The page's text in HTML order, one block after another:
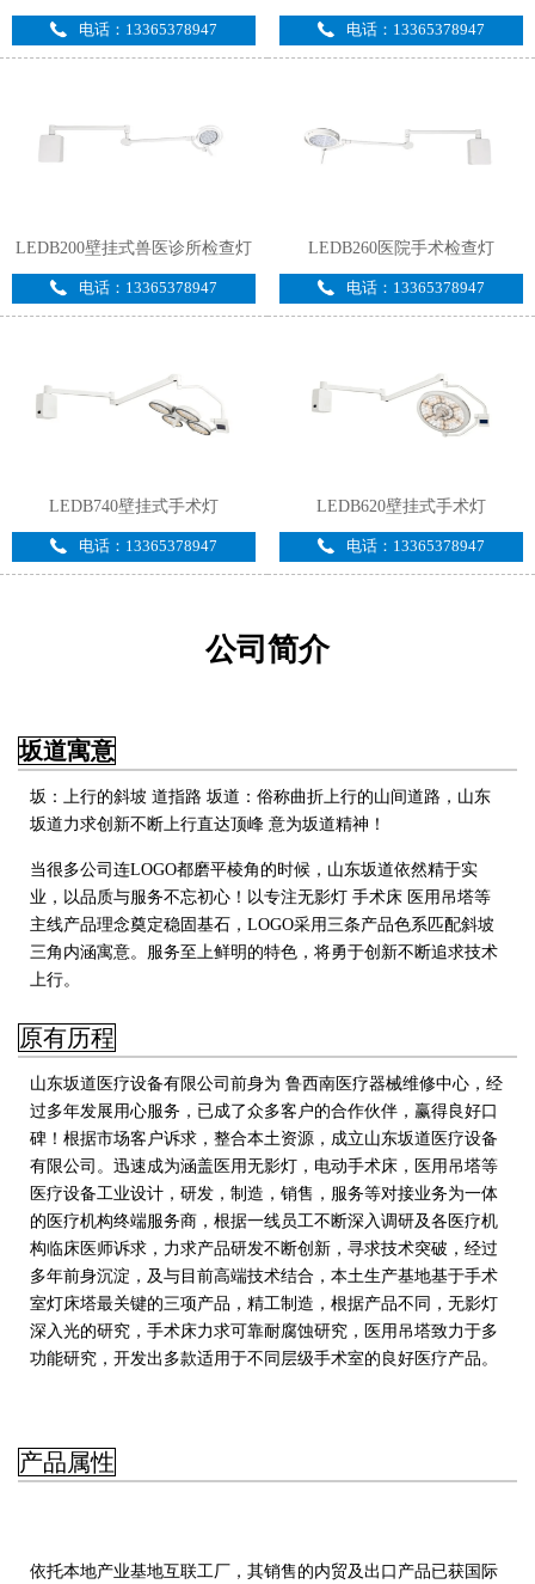
电话：13365378947 电话：13365378947
LEDB200壁挂式兽医诊所检查灯
电话：13365378947
LEDB260医院手术检查灯
电话：13365378947
LEDB740壁挂式手术灯
电话：13365378947
LEDB620壁挂式手术灯
电话：13365378947
公司简介
坂道寓意
坂：上行的斜坡 道指路 坂道：俗称曲折上行的山间道路，山东
坂道力求创新不断上行直达顶峰 意为坂道精神！
当很多公司连LOGO都磨平棱角的时候，山东坂道依然精于实
业，以品质与服务不忘初心！以专注无影灯 手术床 医用吊塔等
主线产品理念奠定稳固基石，LOGO采用三条产品色系匹配斜坡
三角内涵寓意。服务至上鲜明的特色，将勇于创新不断追求技术
上行。
原有历程
山东坂道医疗设备有限公司前身为 鲁西南医疗器械维修中心，经
过多年发展用心服务，已成了众多客户的合作伙伴，赢得良好口
碑！根据市场客户诉求，整合本土资源，成立山东坂道医疗设备
有限公司。迅速成为涵盖医用无影灯，电动手术床，医用吊塔等
医疗设备工业设计，研发，制造，销售，服务等对接业务为一体
的医疗机构终端服务商， 根据一线员工不断深入调研及各医疗机
构临床医师诉求，力求产品研发不断创新，寻求技术突破，经过
多年前身沉淀，及与目前高端技术结合，本土生产基地基于手术
室灯床塔最关键的三项产品，精工制造，根据产品不同，无影灯
深入光的研究，手术床力求可靠耐腐蚀研究，医用吊塔致力于多
功能研究，开发出多款适用于不同层级手术室的良好医疗产品。
产品属性
依托本地产业基地互联工厂，其销售的内贸及出口产品已获国际